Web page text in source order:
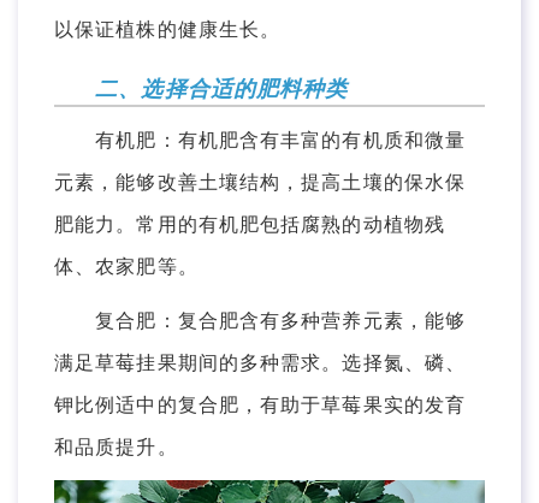
以保证植株的健康生长。
二、选择合适的肥料种类
有机肥：有机肥含有丰富的有机质和微量
元素，能够改善土壤结构，提高土壤的保水保
肥能力。常用的有机肥包括腐熟的动植物残
体、农家肥等。
复合肥：复合肥含有多种营养元素，能够
满足草莓挂果期间的多种需求。选择氮、磷、
钾比例适中的复合肥，有助于草莓果实的发育
和品质提升。